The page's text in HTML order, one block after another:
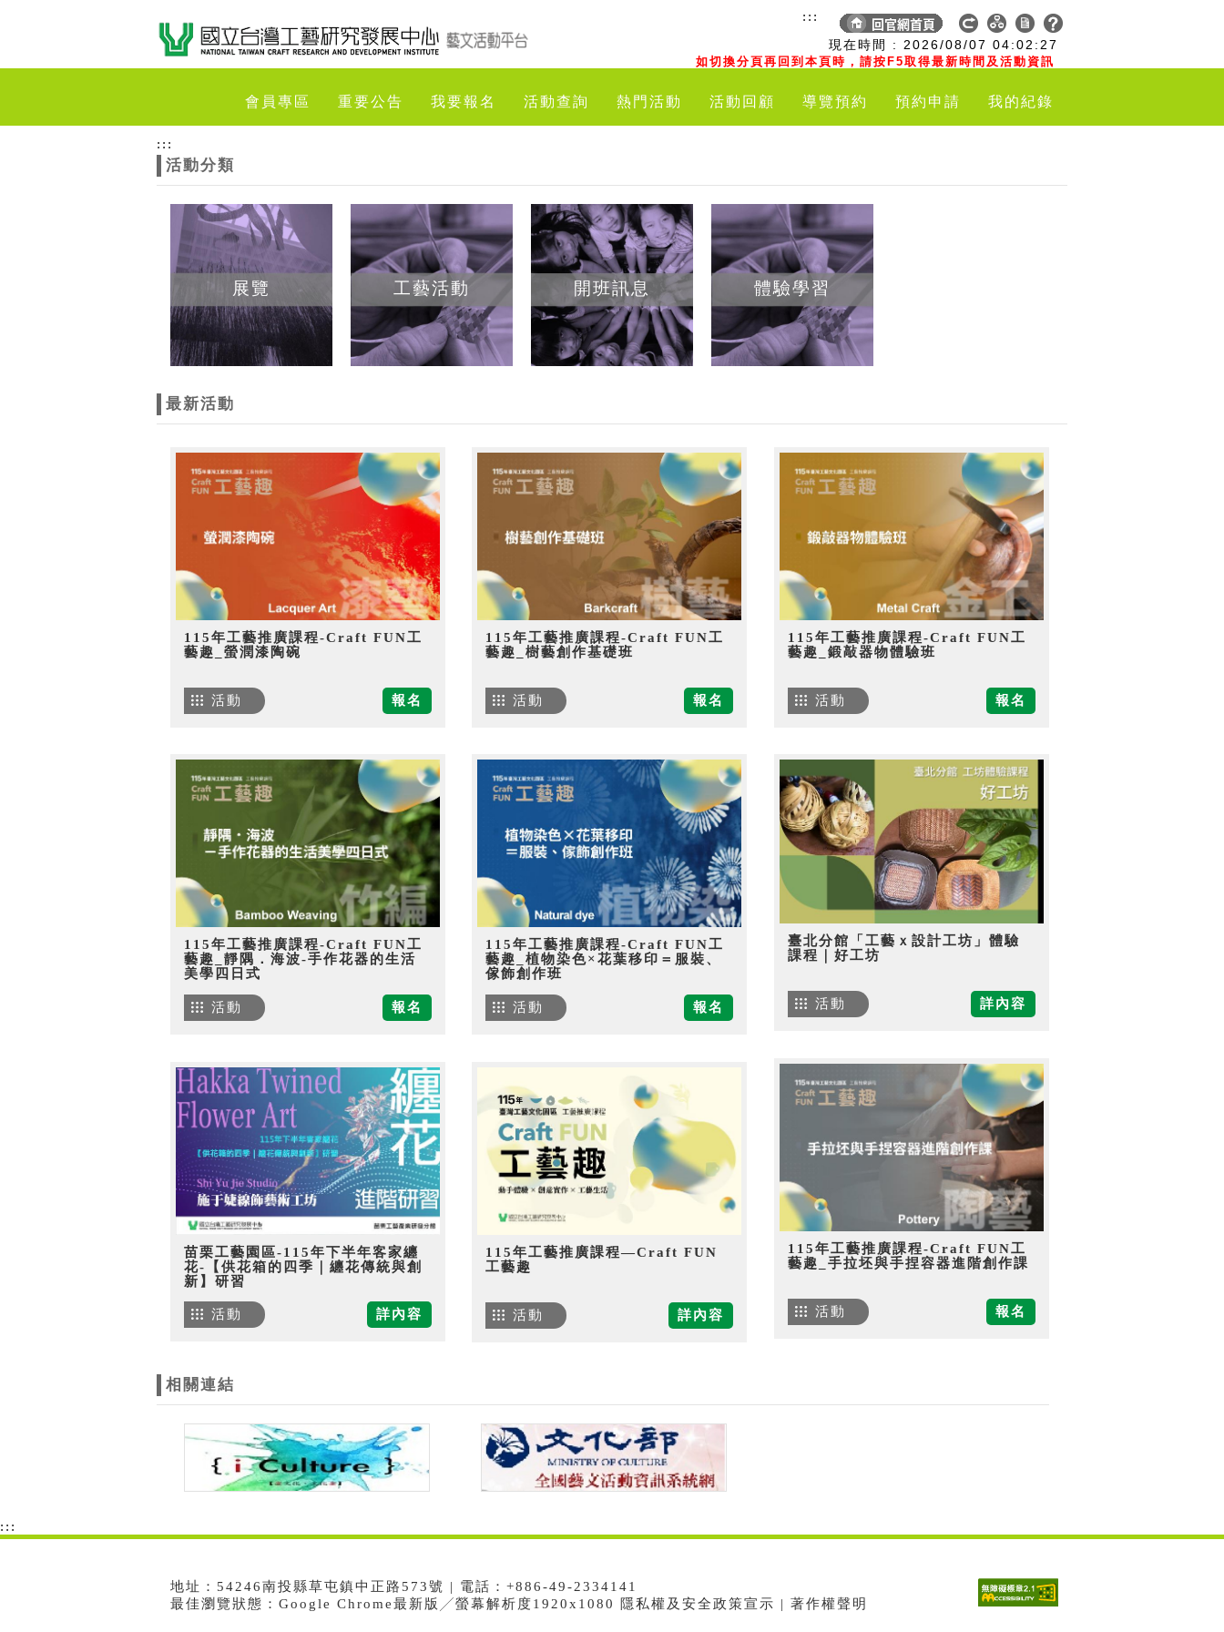
現在時間 : 2026/08/07 04:02:28
如切換分頁再回到本頁時，請按F5取得最新時間及活動資訊
:::
會員專區 重要公告 我要報名 活動查詢 熱門活動 活動回顧 導覽預約 預約申請 我的紀錄
:::
活動分類
展覽 工藝活動 開班訊息 體驗學習
最新活動
115年工藝推廣課程-Craft FUN工
藝趣_螢潤漆陶碗
報名
活動
115年工藝推廣課程-Craft FUN工
藝趣_樹藝創作基礎班
報名
活動
115年工藝推廣課程-Craft FUN工
藝趣_鍛敲器物體驗班
報名
活動
115年工藝推廣課程-Craft FUN工
藝趣_靜隅．海波-手作花器的生活
美學四日式
報名
活動
115年工藝推廣課程-Craft FUN工
藝趣_植物染色×花葉移印＝服裝、
傢飾創作班
報名
活動
臺北分館「工藝ｘ設計工坊」體驗
課程｜好工坊
詳內容
活動
115年工藝推廣課程-Craft FUN工
藝趣_手拉坯與手捏容器進階創作課
報名
活動
苗栗工藝園區-115年下半年客家纏
花-【供花箱的四季｜纏花傳統與創
新】研習
詳內容
活動
115年工藝推廣課程—Craft FUN
工藝趣
詳內容
活動
相關連結
:::
地址：54246南投縣草屯鎮中正路573號 | 電話：+886-49-2334141
最佳瀏覽狀態：Google Chrome最新版╱螢幕解析度1920x1080 隱私權及安全政策宣示 | 著作權聲明